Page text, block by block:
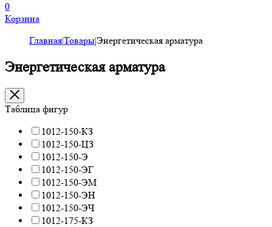
0
Корзина
Главная|Товары|Энергетическая арматура
Энергетическая арматура
Таблица фигур
1012-150-КЗ
1012-150-ЦЗ
1012-150-Э
1012-150-ЭГ
1012-150-ЭМ
1012-150-ЭН
1012-150-ЭЧ
1012-175-КЗ